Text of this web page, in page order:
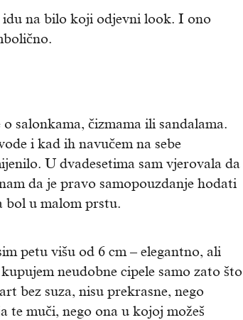
na bilo koji odjevni look. I ono
salonkama, čizmama ili sandalama.
i kad ih navučem na sebe
U dvadesetima sam vjerovala da
da je pravo samopouzdanje hodati
bol u malom prstu.
petu višu od 6 cm – elegantno, ali
neudobne cipele samo zato što
bez suza, nisu prekrasne, nego
te muči, nego ona u kojoj možeš